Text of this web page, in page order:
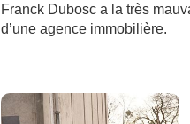
Franck Dubosc a la très
d’une agence immobilière.